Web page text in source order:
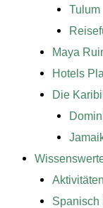
Tulum
Maya
Hotels
Die
Spanisch